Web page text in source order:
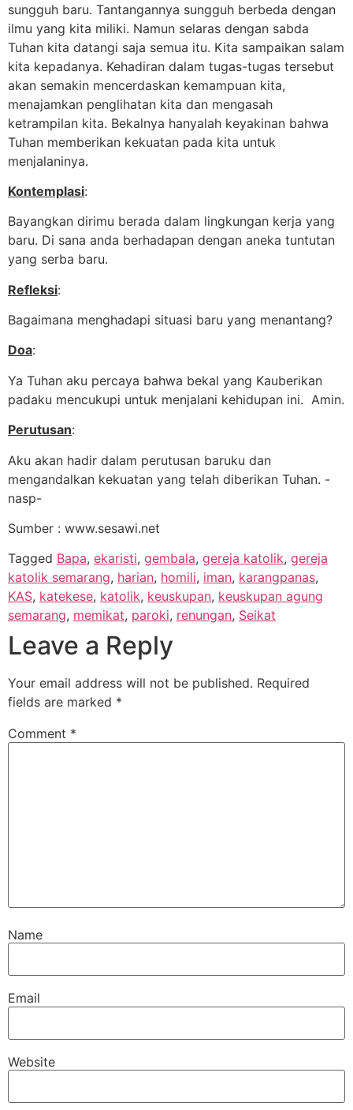
sungguh baru. Tantangannya sungguh berbeda dengan
ilmu yang kita miliki. Namun selaras dengan sabda
Tuhan kita datangi saja semua itu. Kita sampaikan salam
kita kepadanya. Kehadiran dalam tugas-tugas tersebut
akan semakin mencerdaskan kemampuan kita,
menajamkan penglihatan kita dan mengasah
ketrampilan kita. Bekalnya hanyalah keyakinan bahwa
Tuhan memberikan kekuatan pada kita untuk
menjalaninya.
Kontemplasi:
Bayangkan dirimu berada dalam lingkungan kerja yang
baru. Di sana anda berhadapan dengan aneka tuntutan
yang serba baru.
Refleksi:
Bagaimana menghadapi situasi baru yang menantang?
Doa:
Ya Tuhan aku percaya bahwa bekal yang Kauberikan
padaku mencukupi untuk menjalani kehidupan ini. Amin.
Perutusan:
Aku akan hadir dalam perutusan baruku dan
mengandalkan kekuatan yang telah diberikan Tuhan. -
nasp-
Sumber : www.sesawi.net
Tagged Bapa, ekaristi, gembala, gereja katolik, gereja
katolik semarang, harian, homili, iman, karangpanas,
KAS, katekese, katolik, keuskupan, keuskupan agung
semarang, memikat, paroki, renungan, Seikat
Leave a Reply
Your email address will not be published. Required
fields are marked *
Comment *
Name
Email
Website